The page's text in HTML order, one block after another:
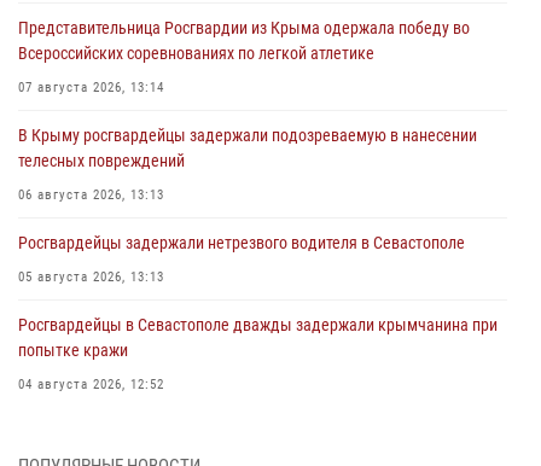
Представительница Росгвардии из Крыма одержала победу во
Всероссийских соревнованиях по легкой атлетике
07 августа 2026, 13:14
В Крыму росгвардейцы задержали подозреваемую в нанесении
телесных повреждений
06 августа 2026, 13:13
Росгвардейцы задержали нетрезвого водителя в Севастополе
05 августа 2026, 13:13
Росгвардейцы в Севастополе дважды задержали крымчанина при
попытке кражи
04 августа 2026, 12:52
мужчину